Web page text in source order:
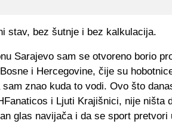
stav, bez šutnje i bez kalkulacija.
Sarajevo sam se otvoreno borio
i Hercegovine, čije su
sam znao kuda to vodi. Ovo što
i Ljuti Krajišnici, nije ništa
glas navijača i da se sport pretvori